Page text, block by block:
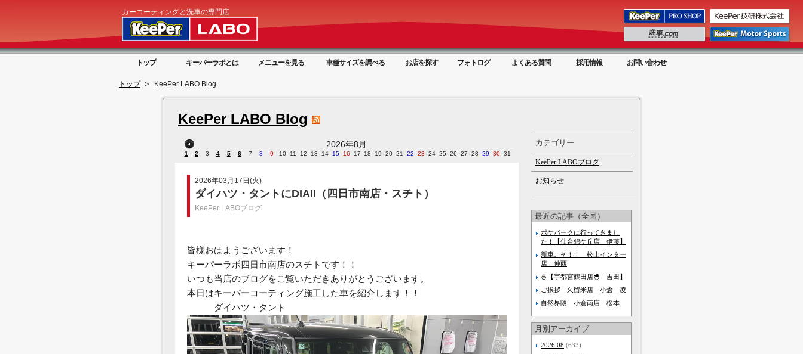
カーコーティングと洗車の専門店
トップ キーパーラボとは メニューを見る 車種サイズを調べる お店を探す フォトログ よくある質問 採用情報 お問い合わせ
トップ KeePer LABO Blog
KeePer LABO Blog
2026年8月
1 2 3 4 5 6 7 8 9 10 11 12 13 14 15 16 17 18 19 20 21 22 23 24 25 26 27 28 29 30 31
2026年03月17日(火)
ダイハツ・タントにDIAII（四日市南店・スチト）
KeePer LABOブログ
皆様おはようございます！
キーパーラボ四日市南店のスチトです！！
いつも当店のブログをご覧いただきありがとうございます。
本日はキーパーコーティング施工した車を紹介します！！
ダイハツ・タント
カテゴリー
KeePer LABOブログ
お知らせ
最近の記事（全国）
ポケパークに行ってきまし
た！【仙台錦ケ丘店 伊藤】
新車こそ！！ 松山インター
店 仲西
🍜【宇都宮鶴田店🐣 吉田】
ご挨拶 久留米店 小倉 凌
自然界隈 小倉南店 松本
月別アーカイブ
2026.08 (633)